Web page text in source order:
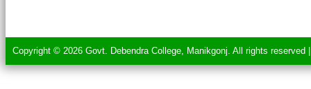
Copyright © 2026 Govt. Debendra College, Manikgonj. All rights reserved